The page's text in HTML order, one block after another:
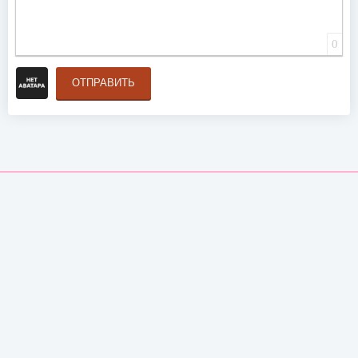
0
ОТПРАВИТЬ